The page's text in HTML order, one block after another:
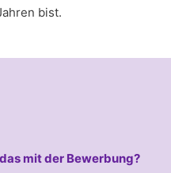
bist.
mit der Bewerbung?